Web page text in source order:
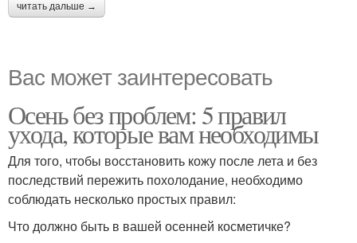
читать дальше →
Вас может заинтересовать
Осень без проблем: 5 правил
ухода, которые вам необходимы
Для того, чтобы восстановить кожу после лета и без
последствий пережить похолодание, необходимо
соблюдать несколько простых правил:
Что должно быть в вашей осенней косметичке?